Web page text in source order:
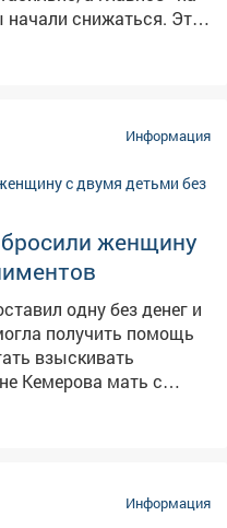
снижаться. Это
на контроле -
розничными
Информация
женщину
одну без денег и
получить помощь
взыскивать
алименты от
летнего сына и 14-
мер, сообщает в
Информация